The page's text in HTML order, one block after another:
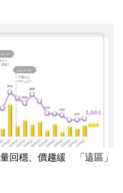
回穩、價趨緩 「這區」